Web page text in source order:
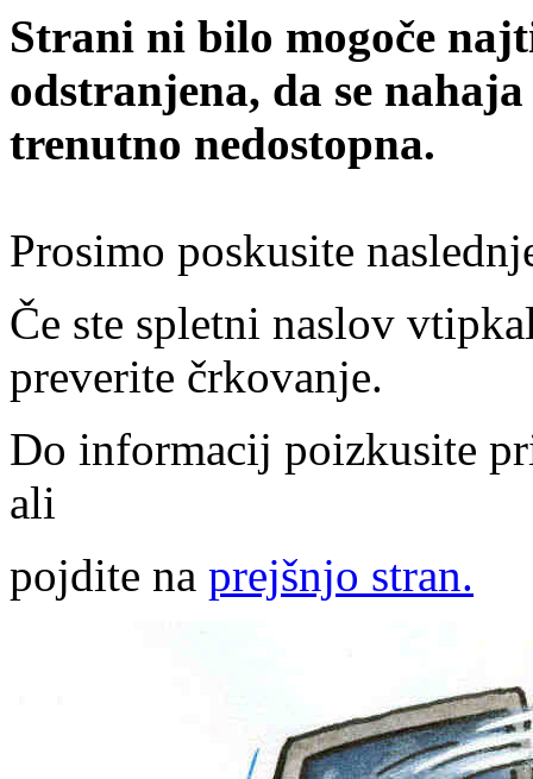
Strani ni bilo mogoče
odstranjena, da se
trenutno nedostopna.
Prosimo poskusite
Če ste spletni naslov
preverite črkovanje.
Do informacij poizkusite
ali
pojdite na prejšnjo stran.